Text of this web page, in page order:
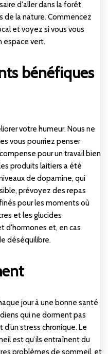
d'aller dans la forêt
la nature. Commencez
et voyez si vous vous
espace vert.
bénéfiques
votre humeur. Nous ne
vous pourriez penser
pour un travail bien
produits laitiers a été
de dopamine, qui
prévoyez des repas
pour les moments où
et les glucides
d'hormones et, en cas
déséquilibre.
jour à une bonne santé
qui ne dorment pas
stress chronique. Le
est qu’ils entraînent du
problèmes de sommeil, et